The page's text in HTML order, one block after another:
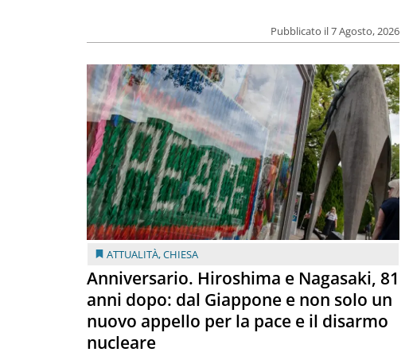
Pubblicato il 7 Agosto, 2026
ATTUALITÀ,CHIESA
Anniversario. Hiroshima e Nagasaki, 81
anni dopo: dal Giappone e non solo un
nuovo appello per la pace e il disarmo
nucleare